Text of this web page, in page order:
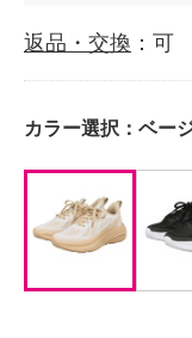
返品・交換 ：可
カラー選択： ベー